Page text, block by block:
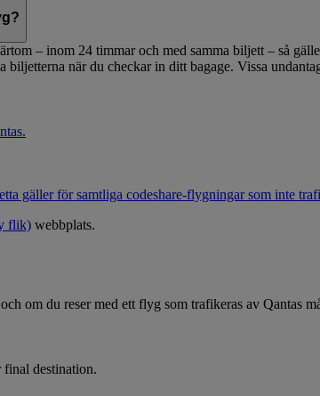
– inom 24 timmar och med samma biljett – så
när du checkar in ditt bagage. Vissa
gäller för samtliga codeshare-flygningar som inte
flik) webbplats.
om du reser med ett flyg som trafikeras av Qantas
destination.